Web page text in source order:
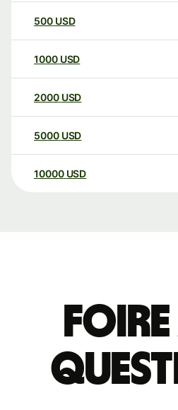
500 USD
1000 USD
2000 USD
5000 USD
10000 USD